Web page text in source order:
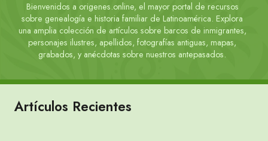
Bienvenidos a origenes.online, el mayor portal de recursos
sobre genealogía e historia familiar de Latinoamérica. Explora
una amplia colección de artículos sobre barcos de inmigrantes,
personajes ilustres, apellidos, fotografías antiguas, mapas,
grabados, y anécdotas sobre nuestros antepasados.
Artículos Recientes